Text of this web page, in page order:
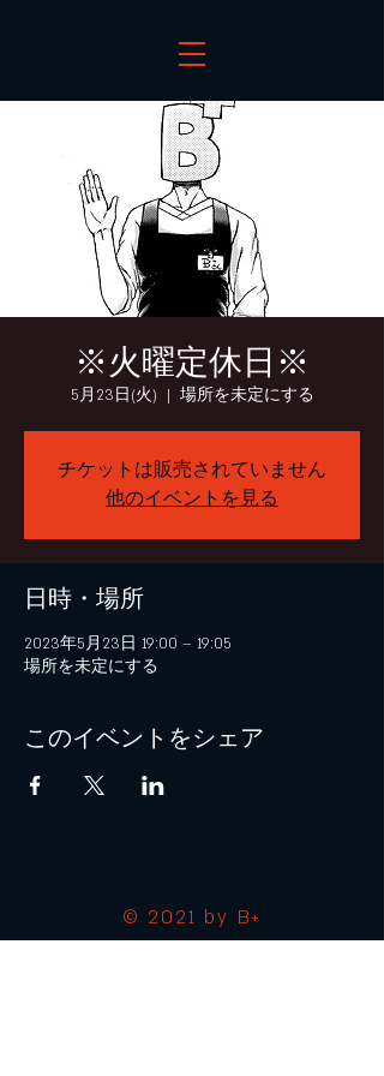
※火曜定休日※
5月23日(火)
  |
場所を未定にする
チケットは販売されていません
他のイベントを見る
日時・場所
2023年5月23日 19:00 – 19:05
場所を未定にする
このイベントをシェア
© 2021 by B+